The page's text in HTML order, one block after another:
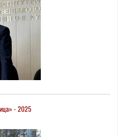
- 2025